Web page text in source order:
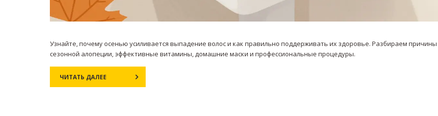
Узнайте, почему осенью усиливается выпадение волос и как правильно поддерживать их здоровье. Разбираем причины
сезонной алопеции, эффективные витамины, домашние маски и профессиональные процедуры.
ЧИТАТЬ ДАЛЕЕ